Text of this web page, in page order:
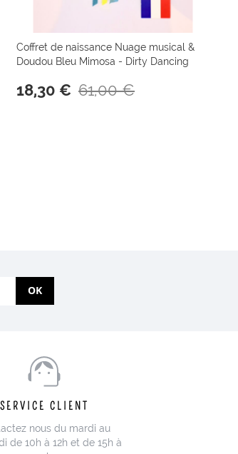
Coffret de naissance Nuage musical &
Doudou Bleu Mimosa - Dirty Dancing
18,30 € 61,00 €
OK
SERVICE CLIENT
nous du mardi au
de 10h à 12h et de 15h à